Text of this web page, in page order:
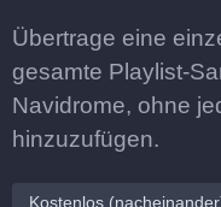
Übertrage eine
gesamte Playlist-
Navidrome, ohne
hinzuzufügen.
Kostenlos